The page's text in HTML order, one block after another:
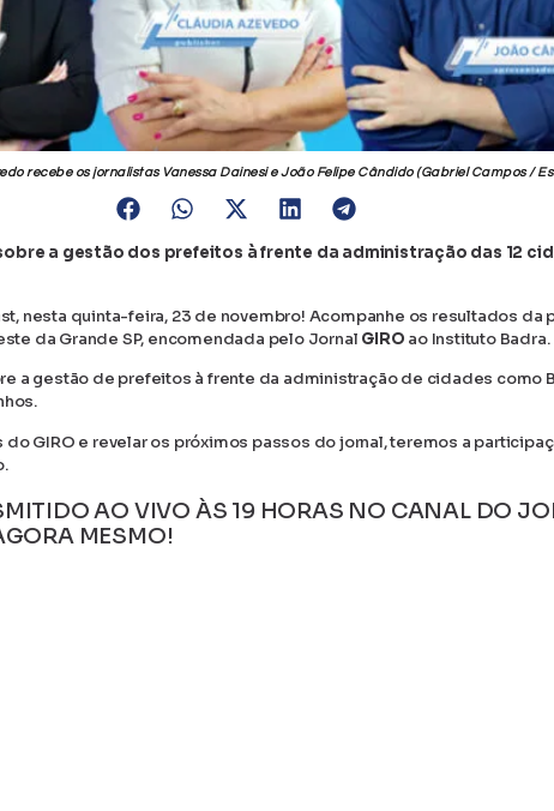
recebe os jornalistas Vanessa Dainesi e João Felipe Cândido (Gabriel Campos /
a gestão dos prefeitos à frente da administração das 12
nesta quinta-feira, 23 de novembro! Acompanhe os resultados da
da Grande SP, encomendada pelo Jornal GIRO ao Instituto Badra.
a gestão de prefeitos à frente da administração de cidades como
do GIRO e revelar os próximos passos do jornal, teremos a
AO VIVO ÀS 19 HORAS NO CANAL DO
MESMO!